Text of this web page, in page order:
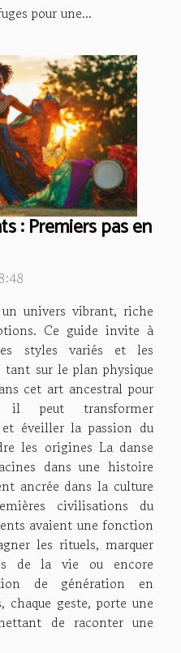
pour une...
: Premiers pas en
univers vibrant, riche
Ce guide invite à
styles variés et les
sur le plan physique
cet art ancestral pour
il peut transformer
éveiller la passion du
les origines La danse
dans une histoire
ancrée dans la culture
civilisations du
avaient une fonction
les rituels, marquer
de la vie ou encore
de génération en
chaque geste, porte une
de raconter une